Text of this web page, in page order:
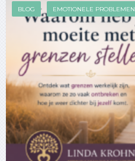
BLOG EMOTIONELE PROBLEMEN